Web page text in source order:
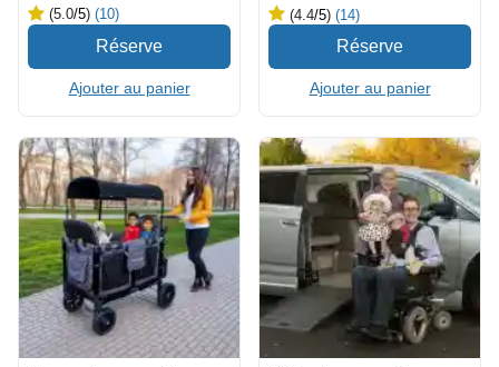
(5.0/5) (10)
Ajouter au panier
(4.4/5) (14)
Ajouter au panier